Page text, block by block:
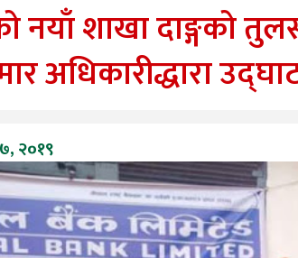
शाखा दाङ्गको
अधिकारीद्धारा
२०१९